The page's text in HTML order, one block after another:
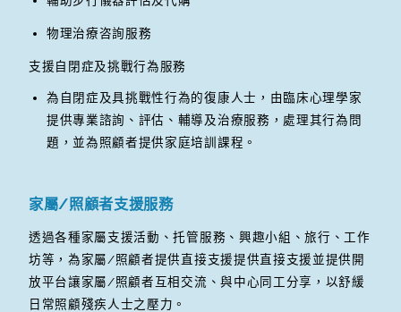
物理治療咨詢服務
支援自閉症及挑戰行為服務
為自閉症及具挑戰性行為的復康人士，由臨床心理學家
提供專業諮詢、評估、輔導及治療服務，處理其行為問
題，並為照顧者提供家庭培訓課程。
家屬/照顧者支援服務
透過各種家屬支援活動、托管服務、興趣小組、旅行、工作
坊等，為家屬/照顧者提供直接支援提供直接支援並提供開
放平台讓家屬/照顧者互相交流、與中心同工分享，以舒緩
日常照顧殘疾人士之壓力。